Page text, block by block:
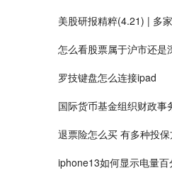
美股研报精粹(4.21) | 多
怎么看股票属于沪市还是
罗技键盘怎么连接ipad
国际货币基金组织财政
退票险怎么买 有多种投
iphone13如何显示电量百